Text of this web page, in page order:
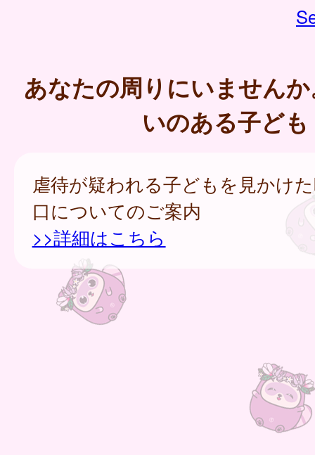
あなたの周りにいません
いのある子ども
虐待が疑われる子どもを見かけ
口についてのご案内
>>詳細はこちら